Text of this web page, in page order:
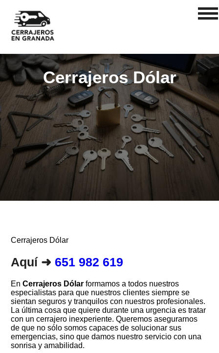
Cerrajeros Dólar
Cerrajeros Dólar
Aquí ➜ 651 982 619
EnCerrajeros Dólar formamos a todos nuestros
especialistas para que nuestros clientes siempre se
sientan seguros y tranquilos con nuestros profesionales.
La última cosa que quiere durante una urgencia es tratar
con un cerrajero inexperiente. Queremos asegurarnos
de que no sólo somos capaces de solucionar sus
emergencias, sino que damos nuestro servicio con una
sonrisa y amabilidad.